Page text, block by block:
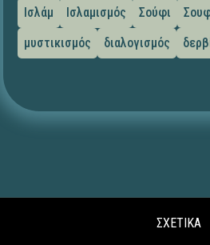
Ισλάμ
Ισλαμισμός Σούφι
μυστικισμός
διαλογισμός
ΣΧΕΤΙΚΑ